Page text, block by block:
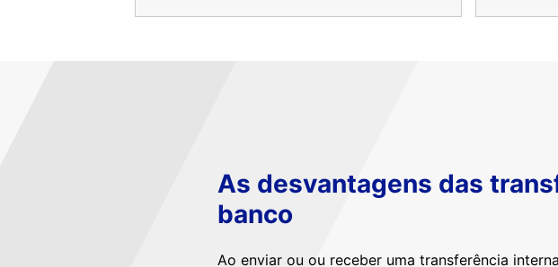
As desvantagens das
banco
Ao enviar ou ou receber uma transferência